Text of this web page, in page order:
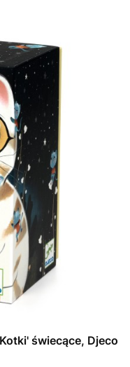
świecące, Djeco